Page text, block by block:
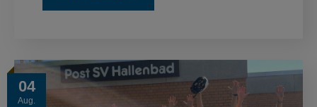
04
Aug.